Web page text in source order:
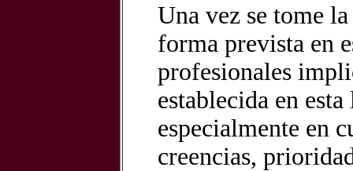
Una vez se tome
forma prevista en
profesionales
establecida en
especialmente en
creencias,